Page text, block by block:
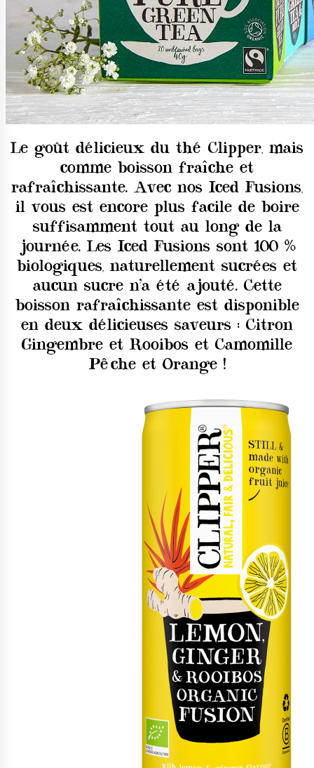
Le goût délicieux du thé Clipper, mais
comme boisson fraîche et
rafraîchissante. Avec nos Iced Fusions,
il vous est encore plus facile de boire
suffisamment tout au long de la
journée. Les Iced Fusions sont 100 %
biologiques, naturellement sucrées et
aucun sucre n’a été ajouté. Cette
boisson rafraîchissante est disponible
en deux délicieuses saveurs : Citron
Gingembre et Rooibos et Camomille
Pêche et Orange !